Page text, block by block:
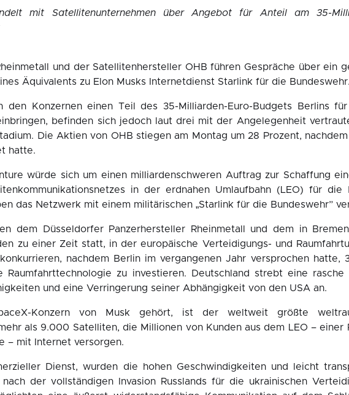
mit Satellitenunternehmen über Angebot für Anteil am 35-
und der Satellitenhersteller OHB führen Gespräche über ein
Äquivalents zu Elon Musks Internetdienst Starlink für die Bundeswehr.
den Konzernen einen Teil des 35-Milliarden-Euro-Budgets Berlins
befinden sich jedoch laut drei mit der Angelegenheit
Die Aktien von OHB stiegen am Montag um 28 Prozent,
hatte.
würde sich um einen milliardenschweren Auftrag zur Schaffung
in der erdnahen Umlaufbahn (LEO) für die
das Netzwerk mit einem militärischen „Starlink für die Bundeswehr”
dem Düsseldorfer Panzerhersteller Rheinmetall und dem in
zu einer Zeit statt, in der europäische Verteidigungs- und
nachdem Berlin im vergangenen Jahr versprochen hatte,
Raumfahrttechnologie zu investieren. Deutschland strebt eine rasche
und eine Verringerung seiner Abhängigkeit von den USA an.
Konzern von Musk gehört, ist der weltweit größte
als 9.000 Satelliten, die Millionen von Kunden aus dem LEO – einer
– mit Internet versorgen.
Dienst, wurden die hohen Geschwindigkeiten und leicht
der vollständigen Invasion Russlands für die ukrainischen